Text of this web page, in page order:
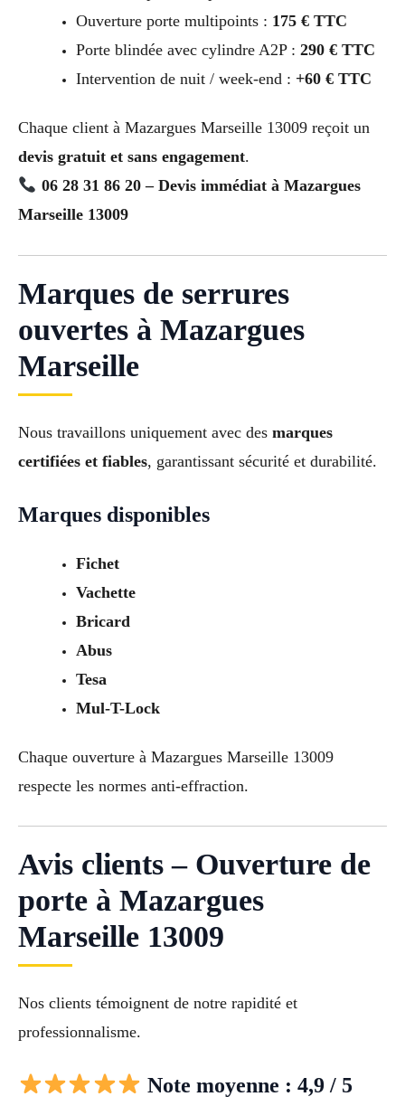
Ouverture porte multipoints : 175 € TTC
Porte blindée avec cylindre A2P : 290 € TTC
Intervention de nuit / week-end : +60 € TTC
Chaque client à Mazargues Marseille 13009 reçoit un
devis gratuit et sans engagement.
06 28 31 86 20 – Devis immédiat à Mazargues
Marseille 13009
Marques de serrures
ouvertes à Mazargues
Marseille
Nous travaillons uniquement avec des marques
certifiées et fiables, garantissant sécurité et durabilité.
Marques disponibles
Fichet
Vachette
Bricard
Abus
Tesa
Mul-T-Lock
Chaque ouverture à Mazargues Marseille 13009
respecte les normes anti-effraction.
Avis clients – Ouverture de
porte à Mazargues
Marseille 13009
Nos clients témoignent de notre rapidité et
professionnalisme.
Note moyenne : 4,9 / 5